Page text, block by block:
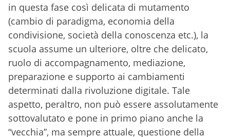
in questa fase così delicata di mutamento
(cambio di paradigma, economia della
condivisione, società della conoscenza etc.), la
scuola assume un ulteriore, oltre che delicato,
ruolo di accompagnamento, mediazione,
preparazione e supporto ai cambiamenti
determinati dalla rivoluzione digitale. Tale
aspetto, peraltro, non può essere assolutamente
sottovalutato e pone in primo piano anche la
“vecchia”, ma sempre attuale, questione della